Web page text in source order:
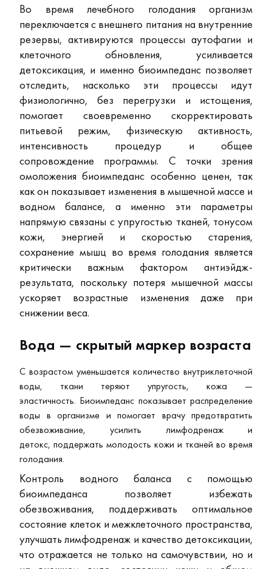
Во время лечебного голодания организм
переключается с внешнего питания на внутренние
резервы, активируются процессы аутофагии и
клеточного обновления, усиливается
детоксикация, и именно биоимпеданс позволяет
отследить, насколько эти процессы идут
физиологично, без перегрузки и истощения,
помогает своевременно скорректировать
питьевой режим, физическую активность,
интенсивность процедур и общее
сопровождение программы. С точки зрения
омоложения биоимпеданс особенно ценен, так
как он показывает изменения в мышечной массе и
водном балансе, а именно эти параметры
напрямую связаны с упругостью тканей, тонусом
кожи, энергией и скоростью старения,
сохранение мышц во время голодания является
критически важным фактором антиэйдж-
результата, поскольку потеря мышечной массы
ускоряет возрастные изменения даже при
снижении веса.
Вода — скрытый маркер возраста
С возрастом уменьшается количество внутриклеточной
воды, ткани теряют упругость, кожа —
эластичность. Биоимпеданс показывает распределение
воды в организме и помогает врачу предотвратить
обезвоживание, усилить лимфодренаж и
детокс, поддержать молодость кожи и тканей во время
голодания.
Контроль водного баланса с помощью
биоимпеданса позволяет избежать
обезвоживания, поддерживать оптимальное
состояние клеток и межклеточного пространства,
улучшать лимфодренаж и качество детоксикации,
что отражается не только на самочувствии, но и